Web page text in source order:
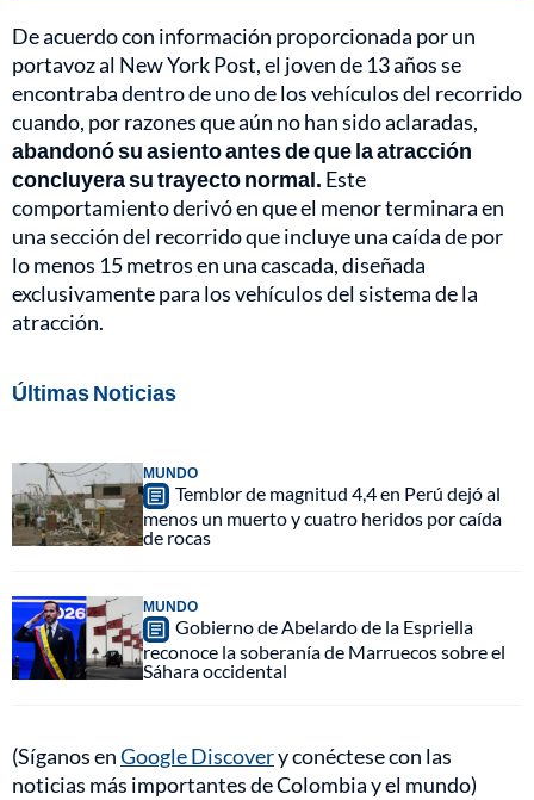
De acuerdo con información proporcionada por un
portavoz al New York Post, el joven de 13 años se
encontraba dentro de uno de los vehículos del recorrido
cuando, por razones que aún no han sido aclaradas,
abandonó su asiento antes de que la atracción
concluyera su trayecto normal. Este
comportamiento derivó en que el menor terminara en
una sección del recorrido que incluye una caída de por
lo menos 15 metros en una cascada, diseñada
exclusivamente para los vehículos del sistema de la
atracción.
Últimas Noticias
MUNDO
Temblor de magnitud 4,4 en Perú dejó al
menos un muerto y cuatro heridos por caída
de rocas
MUNDO
Gobierno de Abelardo de la Espriella
reconoce la soberanía de Marruecos sobre el
Sáhara occidental
(Síganos enGoogle Discovery conéctese con las
noticias más importantes de Colombia y el mundo)